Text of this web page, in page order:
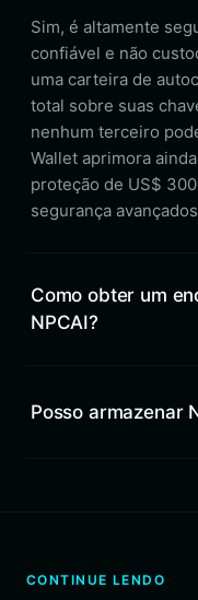
Sim, é altamente
confiável e não
uma carteira de
total sobre suas
nenhum terceiro
Wallet aprimora
proteção de US$
segurança
Como obter um
NPCAI?
Posso armazenar
CONTINUE LENDO